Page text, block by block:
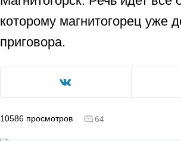
которому магнитогорец уже
приговора.
10586 просмотров 64